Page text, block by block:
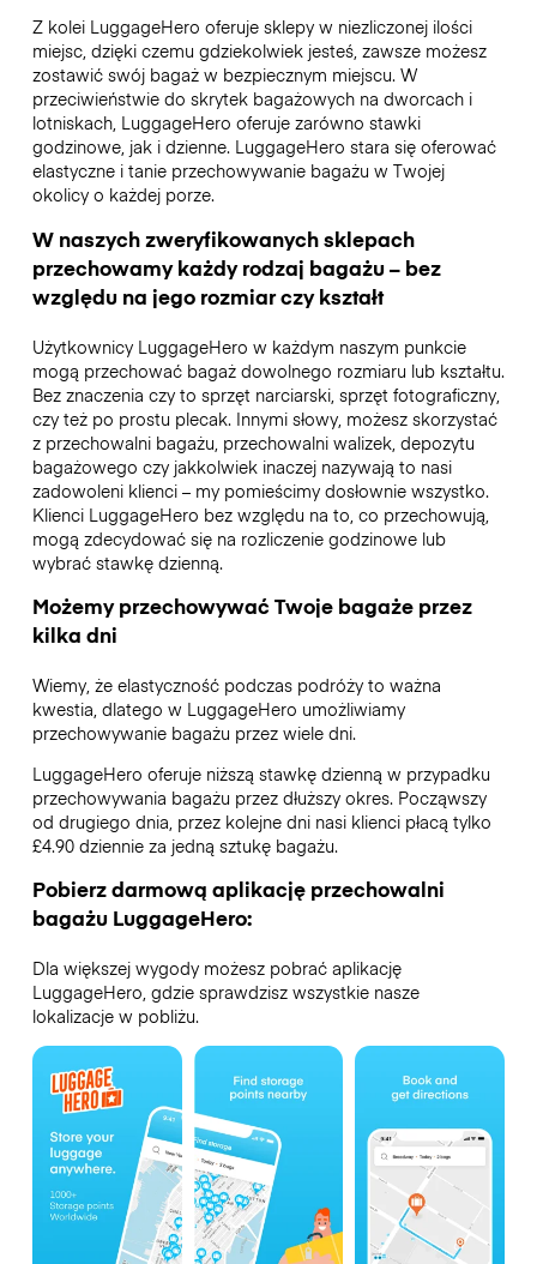
Z kolei LuggageHero oferuje sklepy w niezliczonej ilości
miejsc, dzięki czemu gdziekolwiek jesteś, zawsze możesz
zostawić swój bagaż w bezpiecznym miejscu. W
przeciwieństwie do skrytek bagażowych na dworcach i
lotniskach, LuggageHero oferuje zarówno stawki
godzinowe, jak i dzienne. LuggageHero stara się oferować
elastyczne i tanie przechowywanie bagażu w Twojej
okolicy o każdej porze.
W naszych zweryfikowanych sklepach
przechowamy każdy rodzaj bagażu – bez
względu na jego rozmiar czy kształt
Użytkownicy LuggageHero w każdym naszym punkcie
mogą przechować bagaż dowolnego rozmiaru lub kształtu.
Bez znaczenia czy to sprzęt narciarski, sprzęt fotograficzny,
czy też po prostu plecak. Innymi słowy, możesz skorzystać
z przechowalni bagażu, przechowalni walizek, depozytu
bagażowego czy jakkolwiek inaczej nazywają to nasi
zadowoleni klienci – my pomieścimy dosłownie wszystko.
Klienci LuggageHero bez względu na to, co przechowują,
mogą zdecydować się na rozliczenie godzinowe lub
wybrać stawkę dzienną.
Możemy przechowywać Twoje bagaże przez
kilka dni
Wiemy, że elastyczność podczas podróży to ważna
kwestia, dlatego w LuggageHero umożliwiamy
przechowywanie bagażu przez wiele dni.
LuggageHero oferuje niższą stawkę dzienną w przypadku
przechowywania bagażu przez dłuższy okres. Począwszy
od drugiego dnia, przez kolejne dni nasi klienci płacą tylko
£4.90 dziennie za jedną sztukę bagażu.
Pobierz darmową aplikację przechowalni
bagażu LuggageHero:
Dla większej wygody możesz pobrać aplikację
LuggageHero, gdzie sprawdzisz wszystkie nasze
lokalizacje w pobliżu.